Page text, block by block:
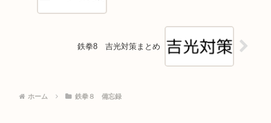
鉄拳8 吉光対策まとめ
ホーム 鉄拳８ 備忘録